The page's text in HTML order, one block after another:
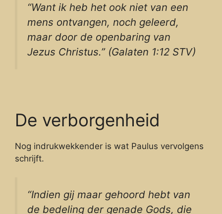
“Want ik heb het ook niet van een
mens ontvangen, noch geleerd,
maar door de openbaring van
Jezus Christus.” (Galaten 1:12 STV)
De verborgenheid
Nog indrukwekkender is wat Paulus vervolgens
schrijft.
“Indien gij maar gehoord hebt van
de bedeling der genade Gods, die